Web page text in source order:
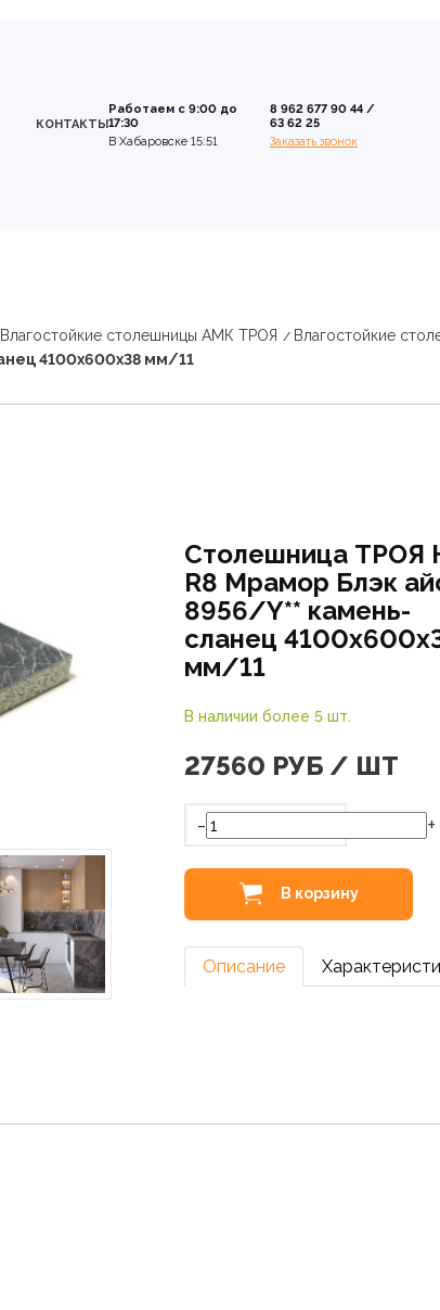
КОНТАКТЫ
Работаем с 9:00 до
17:30
В Хабаровске 15:51
8 962 677 90 44/
63 62 25
Заказать звонок
Влагостойкие столешницы АМК ТРОЯ
Влагостойкие
4100х600х38 мм/11
Столешница ТРОЯ
R8 Мрамор Блэк
8956/Y** камень-
сланец
мм/11
В наличии более 5 шт.
27560 РУБ / ШТ
- +
В корзину
Описание